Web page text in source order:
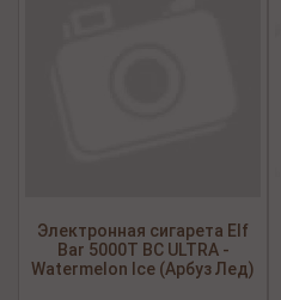
Электронная сигарета Elf
Bar 5000Т BC ULTRA -
Watermelon Ice (Арбуз Лед)